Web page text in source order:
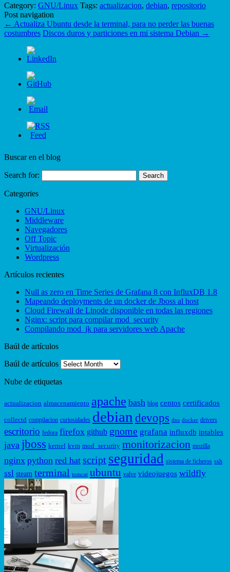
Category: GNU/Linux Tags: actualizacion, debian, repositorio
Post navigation
← Actualiza Ubuntu desde la terminal, para no perder las buenas
costumbres Discos duros y particiones en mi sistema Debian →
Buscar en el blog
Search for:
Categories
GNU/Linux
Middleware
Navegadores
Off Topic
Virtualización
Wordpress
Artículos recientes
Null as zero en Time Series de Grafana 8 con InfluxDB 1.8
Mapeando deployments de un docker de Jboss al host
Cloud Firewall de Linode disponible en todas las regiones
Nginx: script para compilar mod_security
Compilando mod_jk para servidores web Apache
Baúl de artículos
Baúl de artículos
Nube de etiquetas
actualizacion almacenamiento apache bash blog centos certificados
collectd compilacion curiosidades debian devops dns docker drivers
escritorio fedora firefox github gnome grafana influxdb iptables
java jboss kernel kvm mod_security monitorizacion mozilla
nginx python red hat script seguridad sistema de ficheros ssh
ssl steam terminal tomcat ubuntu valve videojuegos wildfly